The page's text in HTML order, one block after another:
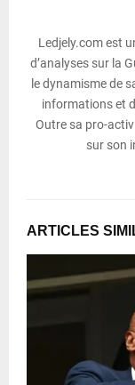
Ledjely.com est
d’analyses sur la
le dynamisme de
informations et
Outre sa pro-
sur son
ARTICLES